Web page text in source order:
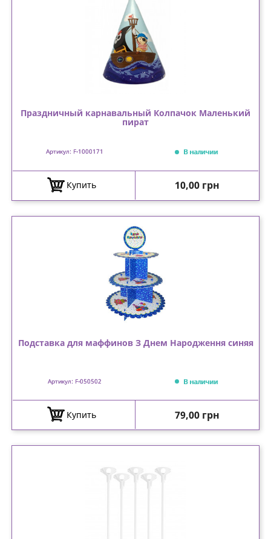
Праздничный карнавальный Колпачок Маленький
пират
Артикул: F-1000171 В наличии
Купить Цена
10,00 грн
Подставка для маффинов З Днем Народження синяя
Артикул: F-050502 В наличии
Купить Цена
79,00 грн